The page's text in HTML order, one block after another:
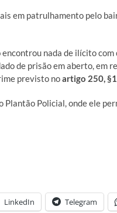
em patrulhamento pelo
nada de ilícito
de prisão em aberto, em
previsto noartigo 250,
Plantão Policial, onde ele
LinkedIn Telegram